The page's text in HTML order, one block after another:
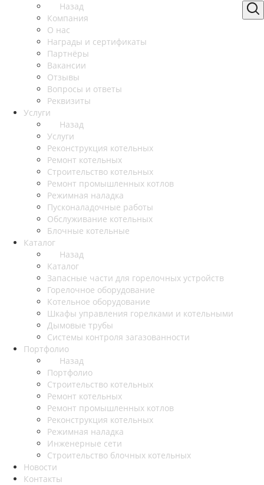
Назад
Компания
О нас
Награды и сертификаты
Партнёры
Вакансии
Отзывы
Вопросы и ответы
Реквизиты
Услуги
Назад
Услуги
Реконструкция котельных
Ремонт котельных
Строительство котельных
Ремонт промышленных котлов
Режимная наладка
Пусконаладочные работы
Обслуживание котельных
Блочные котельные
Каталог
Назад
Каталог
Запасные части для горелочных устройств
Горелочное оборудование
Котельное оборудование
Шкафы управления горелками и котельными
Дымовые трубы
Системы контроля загазованности
Портфолио
Назад
Портфолио
Строительство котельных
Ремонт котельных
Ремонт промышленных котлов
Реконструкция котельных
Режимная наладка
Инженерные сети
Строительство блочных котельных
Новости
Контакты